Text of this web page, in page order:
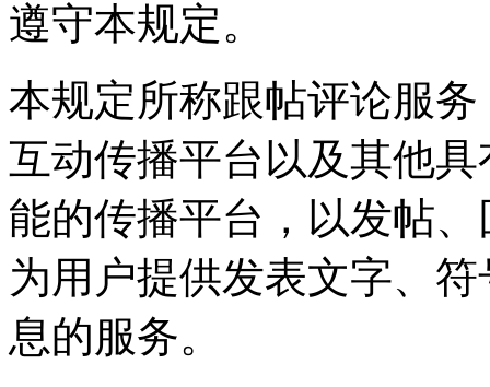
遵守本规定。
本规定所称跟帖评论服
互动传播平台以及其他
能的传播平台，以发帖
为用户提供发表文字、
息的服务。